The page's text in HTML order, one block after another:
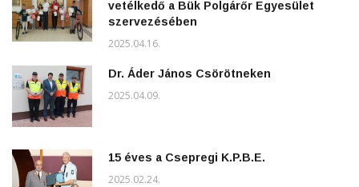
vetélkedő a Bük Polgárőr Egyesület
szervezésében
2025.04.16.
Dr. Áder János Csörötneken
2025.04.09.
15 éves a Csepregi K.P.B.E.
2025.02.24.